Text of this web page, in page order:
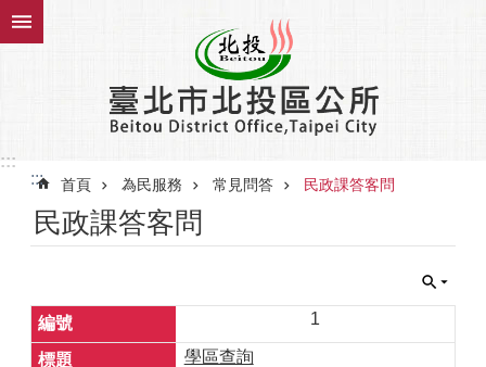
跳到主要內容區塊
:::
:::
首頁 為民服務 常見問答 民政課答客問
民政課答客問
1
學區查詢